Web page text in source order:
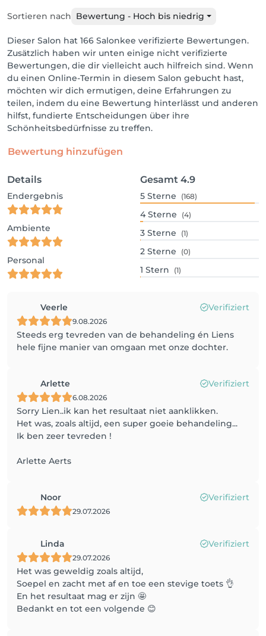
Sortieren nach Bewertung - Hoch bis niedrig
Dieser Salon hat 166 Salonkee verifizierte Bewertungen.
Zusätzlich haben wir unten einige nicht verifizierte
Bewertungen, die dir vielleicht auch hilfreich sind. Wenn
du einen Online-Termin in diesem Salon gebucht hast,
möchten wir dich ermutigen, deine Erfahrungen zu
teilen, indem du eine Bewertung hinterlässt und anderen
hilfst, fundierte Entscheidungen über ihre
Schönheitsbedürfnisse zu treffen.
Bewertung hinzufügen
Details
Endergebnis
Ambiente
Personal
Gesamt 4.9
5 Sterne (168)
4 Sterne (4)
3 Sterne (1)
2 Sterne (0)
1 Stern (1)
Veerle Verifiziert
9.08.2026
Steeds erg tevreden van de behandeling én Liens
hele fijne manier van omgaan met onze dochter.
Arlette Verifiziert
6.08.2026
Sorry Lien..ik kan het resultaat niet aanklikken.
Het was, zoals altijd, een super goeie behandeling...
Ik ben zeer tevreden !
Arlette Aerts
Noor Verifiziert
29.07.2026
Linda Verifiziert
29.07.2026
Het was geweldig zoals altijd,
Soepel en zacht met af en toe een stevige toets 👌
En het resultaat mag er zijn 🤩
Bedankt en tot een volgende 😊